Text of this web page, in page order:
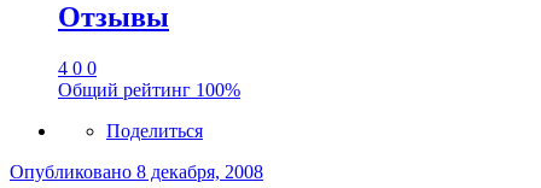
Отзывы
4 0 0
Общий рейтинг 100%
Поделиться
Опубликовано 8 декабря, 2008